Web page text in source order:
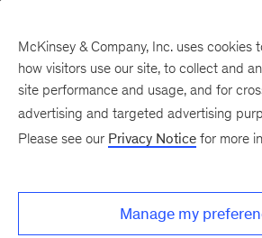
Partnerzy i
McKinsey & Company, Inc. uses cookies
how visitors use our site, to collect and
site performance and usage, and for
advertising and targeted advertising
Please see our Privacy Notice for more
Manage my